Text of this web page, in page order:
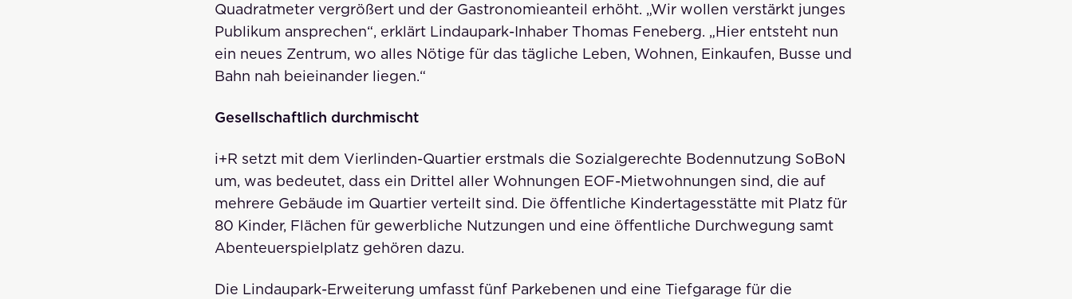
Quadratmeter vergrößert und der Gastronomieanteil erhöht. „Wir wollen verstärkt junges
Publikum ansprechen“, erklärt Lindaupark-Inhaber Thomas Feneberg. „Hier entsteht nun
ein neues Zentrum, wo alles Nötige für das tägliche Leben, Wohnen, Einkaufen, Busse und
Bahn nah beieinander liegen.“
Gesellschaftlich durchmischt
i+R setzt mit dem Vierlinden-Quartier erstmals die Sozialgerechte Bodennutzung SoBoN
um, was bedeutet, dass ein Drittel aller Wohnungen EOF-Mietwohnungen sind, die auf
mehrere Gebäude im Quartier verteilt sind. Die öffentliche Kindertagesstätte mit Platz für
80 Kinder, Flächen für gewerbliche Nutzungen und eine öffentliche Durchwegung samt
Abenteuerspielplatz gehören dazu.
Die Lindaupark-Erweiterung umfasst fünf Parkebenen und eine Tiefgarage für die